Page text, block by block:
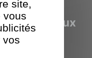
Un
aux
site,
vous
vos